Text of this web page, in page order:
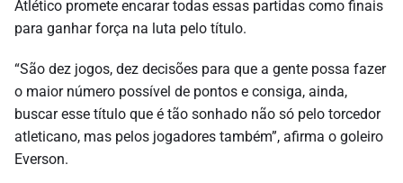
Atlético promete encarar todas essas partidas como finais
para ganhar força na luta pelo título.
“São dez jogos, dez decisões para que a gente possa fazer
o maior número possível de pontos e consiga, ainda,
buscar esse título que é tão sonhado não só pelo torcedor
atleticano, mas pelos jogadores também”, afirma o goleiro
Everson.